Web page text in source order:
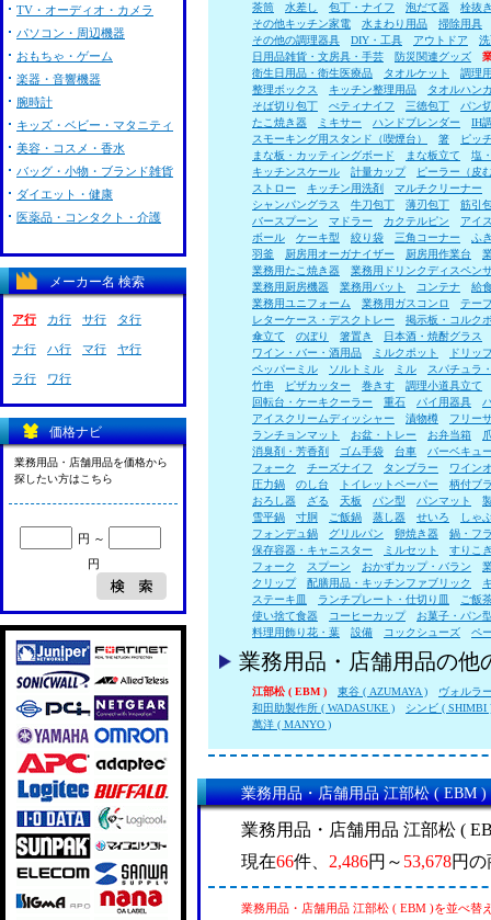
茶筒
水差し 包丁・ナイフ 泡だて器
栓抜
その他キッチン家電
水まわり用品
掃除用具
その他の調理器具
DIY・工具 アウトドア
日用品雑貨・文房具・手芸
防災関連グッズ
衛生日用品・衛生医療品
タオルケット
調理
整理ボックス
キッチン整理用品
タオルハン
そば切り包丁
ぺティナイフ 三徳包丁
パン
たこ焼き器
ミキサー ハンドブレンダー
IH
スモーキング用スタンド（喫煙台）
箸
ピッ
まな板・カッティングボード
まな板立て
塩
キッチンスケール
計量カップ
ピーラー（皮
ストロー
キッチン用洗剤
マルチクリーナー
シャンパングラス
牛刀包丁 薄刃包丁
筋引
バースプーン
マドラー カクテルピン
アイ
ボール
ケーキ型 絞り袋 三角コーナー
ふ
羽釜
厨房用オーガナイザー 厨房用作業台
業務用たこ焼き器
業務用ドリンクディスペン
業務用厨房機器
業務用バット コンテナ
給
業務用ユニフォーム
業務用ガスコンロ
テー
レターケース・デスクトレー
掲示板・コルク
傘立て
のぼり 箸置き
日本酒・焼酎グラス
ワイン・バー・酒用品
ミルクポット
ドリッ
ペッパーミル
ソルトミル ミル
スパチュラ
竹串
ピザカッター 巻きす
調理小道具立て
回転台・ケーキクーラー
重石 パイ用器具
アイスクリームディッシャー
漬物樽
フリー
ランチョンマット
お盆・トレー お弁当箱
消臭剤・芳香剤
ゴム手袋 台車
バーベキュ
フォーク
チーズナイフ タンブラー
ワイン
圧力鍋
のし台 トイレットペーパー
柄付ブ
おろし器
ざる 天板 パン型 パンマット
雪平鍋
寸胴 ご飯鍋 蒸し器 せいろ
しゃ
フォンデュ鍋
グリルパン 卵焼き器
鍋・フ
保存容器・キャニスター
ミルセット
すりこ
フォーク
スプーン おかずカップ・バラン
クリップ
配膳用品・キッチンファブリック
ステーキ皿
ランチプレート・仕切り皿
ご飯
使い捨て食器
コーヒーカップ
お菓子・パン
料理用飾り花・葉
設備 コックシューズ ペ
業務用品・店舗用品の他
江部松 ( EBM ) 東谷 ( AZUMAYA )
ヴォルラ
和田助製作所 ( WADASUKE )
シンビ ( SHIMBI
萬洋 ( MANYO )
業務用品・店舗用品 江部松 ( EBM
業務用品・店舗用品 江部松 (
現在66件、 2,486円～ 53,678円
業務用品・店舗用品 江部松 ( EBM )を並べ替
TV・オーディオ・カメラ
パソコン・周辺機器
おもちゃ・ゲーム
楽器・音響機器
腕時計
キッズ・ベビー・マタニティ
美容・コスメ・香水
バッグ・小物・ブランド雑貨
ダイエット・健康
医薬品・コンタクト・介護
メーカー名 検索
ア行 カ行 サ行 タ行
ナ行 ハ行 マ行 ヤ行
ラ行 ワ行
価格ナビ
業務用品・店舗用品を価格から
探したい方はこちら
円 ～
円